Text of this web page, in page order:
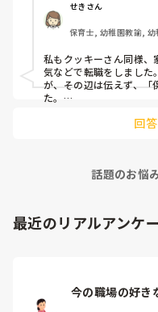
出産等で、幾度か開腹手
たし…
今回は、今少し治まって
いう思いもあり、ちょっ
まだ急性期ということと
に行ってより酷くなって
音はどうですか？
せきさん
保育士, 幼稚園教諭, 幼
私もクッキーさん同様、
気などで転職をしました。
が、その辺は伝えず、「
た。
回
話題のお悩
最近のリアルアンケ